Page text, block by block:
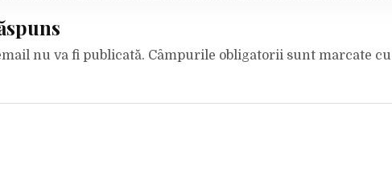
nu va fi publicată. Câmpurile obligatorii sunt marcate cu